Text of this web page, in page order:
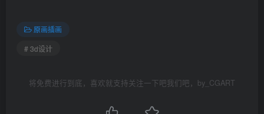
原画插画
# 3d设计
将免费进行到底，喜欢就支持关注一下吧我们吧，by_CGART